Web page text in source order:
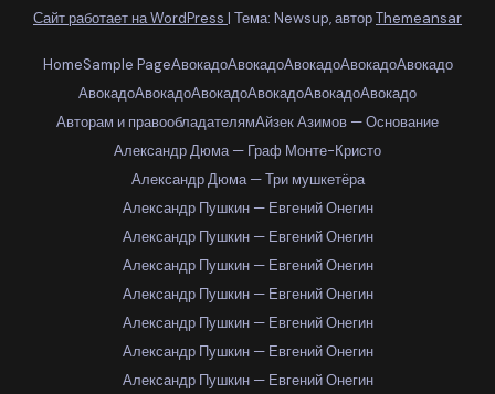
Сайт работает на WordPress | Тема: Newsup, авторThemeansar
HomeSample PageАвокадоАвокадоАвокадоАвокадоАвокадо
АвокадоАвокадоАвокадоАвокадоАвокадоАвокадо
Авторам и правообладателямАйзек Азимов — Основание
Александр Дюма — Граф Монте-Кристо
Александр Дюма — Три мушкетёра
Александр Пушкин — Евгений Онегин
Александр Пушкин — Евгений Онегин
Александр Пушкин — Евгений Онегин
Александр Пушкин — Евгений Онегин
Александр Пушкин — Евгений Онегин
Александр Пушкин — Евгений Онегин
Александр Пушкин — Евгений Онегин